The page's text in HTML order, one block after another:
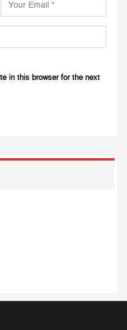
in this browser for the next